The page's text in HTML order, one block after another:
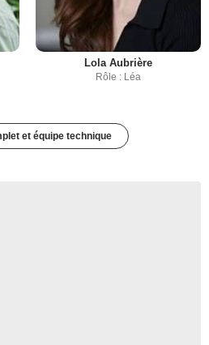
Lola Aubrière
Rôle : Léa
et équipe technique